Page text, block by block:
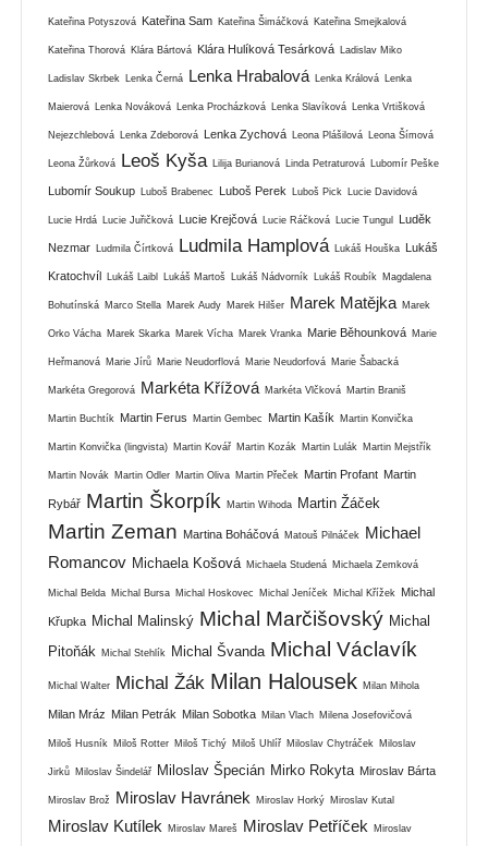
Kateřina Potyszová Kateřina Sam Kateřina Šimáčková Kateřina Smejkalová
Kateřina Thorová Klára Bártová Klára Hulíková Tesárková Ladislav Miko
Ladislav Skrbek Lenka Černá Lenka Hrabalová Lenka Králová Lenka
Maierová Lenka Nováková Lenka Procházková Lenka Slavíková Lenka Vrtišková
Nejezchlebová Lenka Zdeborová Lenka Zychová Leona Plášilová Leona Šímová
Leona Žůrková Leoš Kyša Lilija Burianová Linda Petraturová Lubomír Peške
Lubomír Soukup Luboš Brabenec Luboš Perek Luboš Pick Lucie Davidová
Lucie Hrdá Lucie Juřičková Lucie Krejčová Lucie Ráčková Lucie Tungul Luděk
Nezmar Ludmila Čírtková Ludmila Hamplová Lukáš Houška Lukáš
Kratochvíl Lukáš Laibl Lukáš Martoš Lukáš Nádvorník Lukáš Roubík Magdalena
Bohutínská Marco Stella Marek Audy Marek Hilšer Marek Matějka Marek
Orko Vácha Marek Skarka Marek Vícha Marek Vranka Marie Běhounková Marie
Heřmanová Marie Jírů Marie Neudorflová Marie Neudorfová Marie Šabacká
Markéta Gregorová Markéta Křížová Markéta Vlčková Martin Braniš
Martin Buchtík Martin Ferus Martin Gembec Martin Kašík Martin Konvička
Martin Konvička (lingvista) Martin Kovář Martin Kozák Martin Lulák Martin Mejstřík
Martin Novák Martin Odler Martin Oliva Martin Přeček Martin Profant Martin
Rybář Martin Škorpík Martin Wihoda Martin Žáček
Martin Zeman Martina Boháčová Matouš Pilnáček
Michael
Romancov Michaela Košová Michaela Studená Michaela Zemková
Michal Belda Michal Bursa Michal Hoskovec Michal Jeníček Michal Křížek Michal
Křupka Michal Malinský Michal Marčišovský Michal
Pitoňák
Michal Stehlík Michal Švanda Michal Václavík
Michal Walter Michal Žák Milan Halousek Milan Mihola
Milan Mráz Milan Petrák Milan Sobotka Milan Vlach Milena Josefovičová
Miloš Husník Miloš Rotter Miloš Tichý Miloš Uhlíř Miloslav Chytráček Miloslav
Jirků Miloslav Šindelář Miloslav Špecián Mirko Rokyta Miroslav Bárta
Miroslav Brož Miroslav Havránek Miroslav Horký Miroslav Kutal
Miroslav Kutílek Miroslav Mareš Miroslav Petříček Miroslav